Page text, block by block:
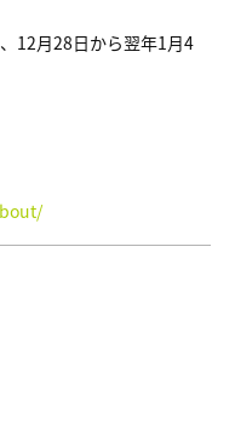
12月28日から翌年1月4